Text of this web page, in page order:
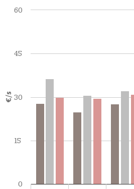
0
15
30
45
60
€/s